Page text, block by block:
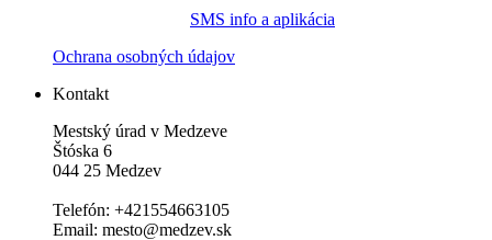
SMS info a aplikácia
Ochrana osobných údajov
Kontakt
Mestský úrad v Medzeve
Štóska 6
044 25 Medzev
Telefón: +421554663105
Email: mesto@medzev.sk